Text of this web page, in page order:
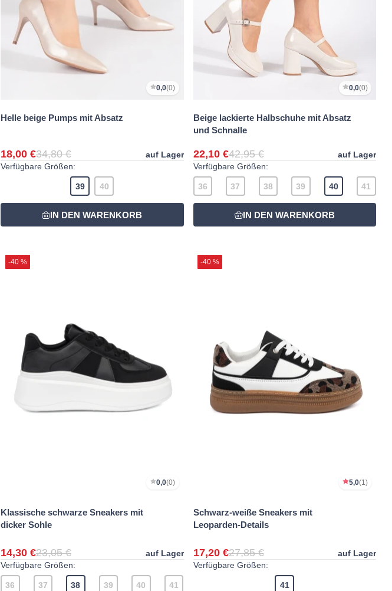
0,0(0)
Helle beige Pumps mit Absatz
18,00 €34,80 €
auf Lager
Verfügbare Größen:
39 40
0,0(0)
Beige lackierte Halbschuhe mit Absatz
und Schnalle
22,10 €42,95 €
auf Lager
Verfügbare Größen:
36 37 38 39 40 41
-40 %
0,0(0)
Klassische schwarze Sneakers mit
dicker Sohle
14,30 €23,05 €
auf Lager
Verfügbare Größen:
36 37 38 39 40 41
-40 %
5,0(1)
Schwarz-weiße Sneakers mit
Leoparden-Details
17,20 €27,85 €
auf Lager
Verfügbare Größen:
41